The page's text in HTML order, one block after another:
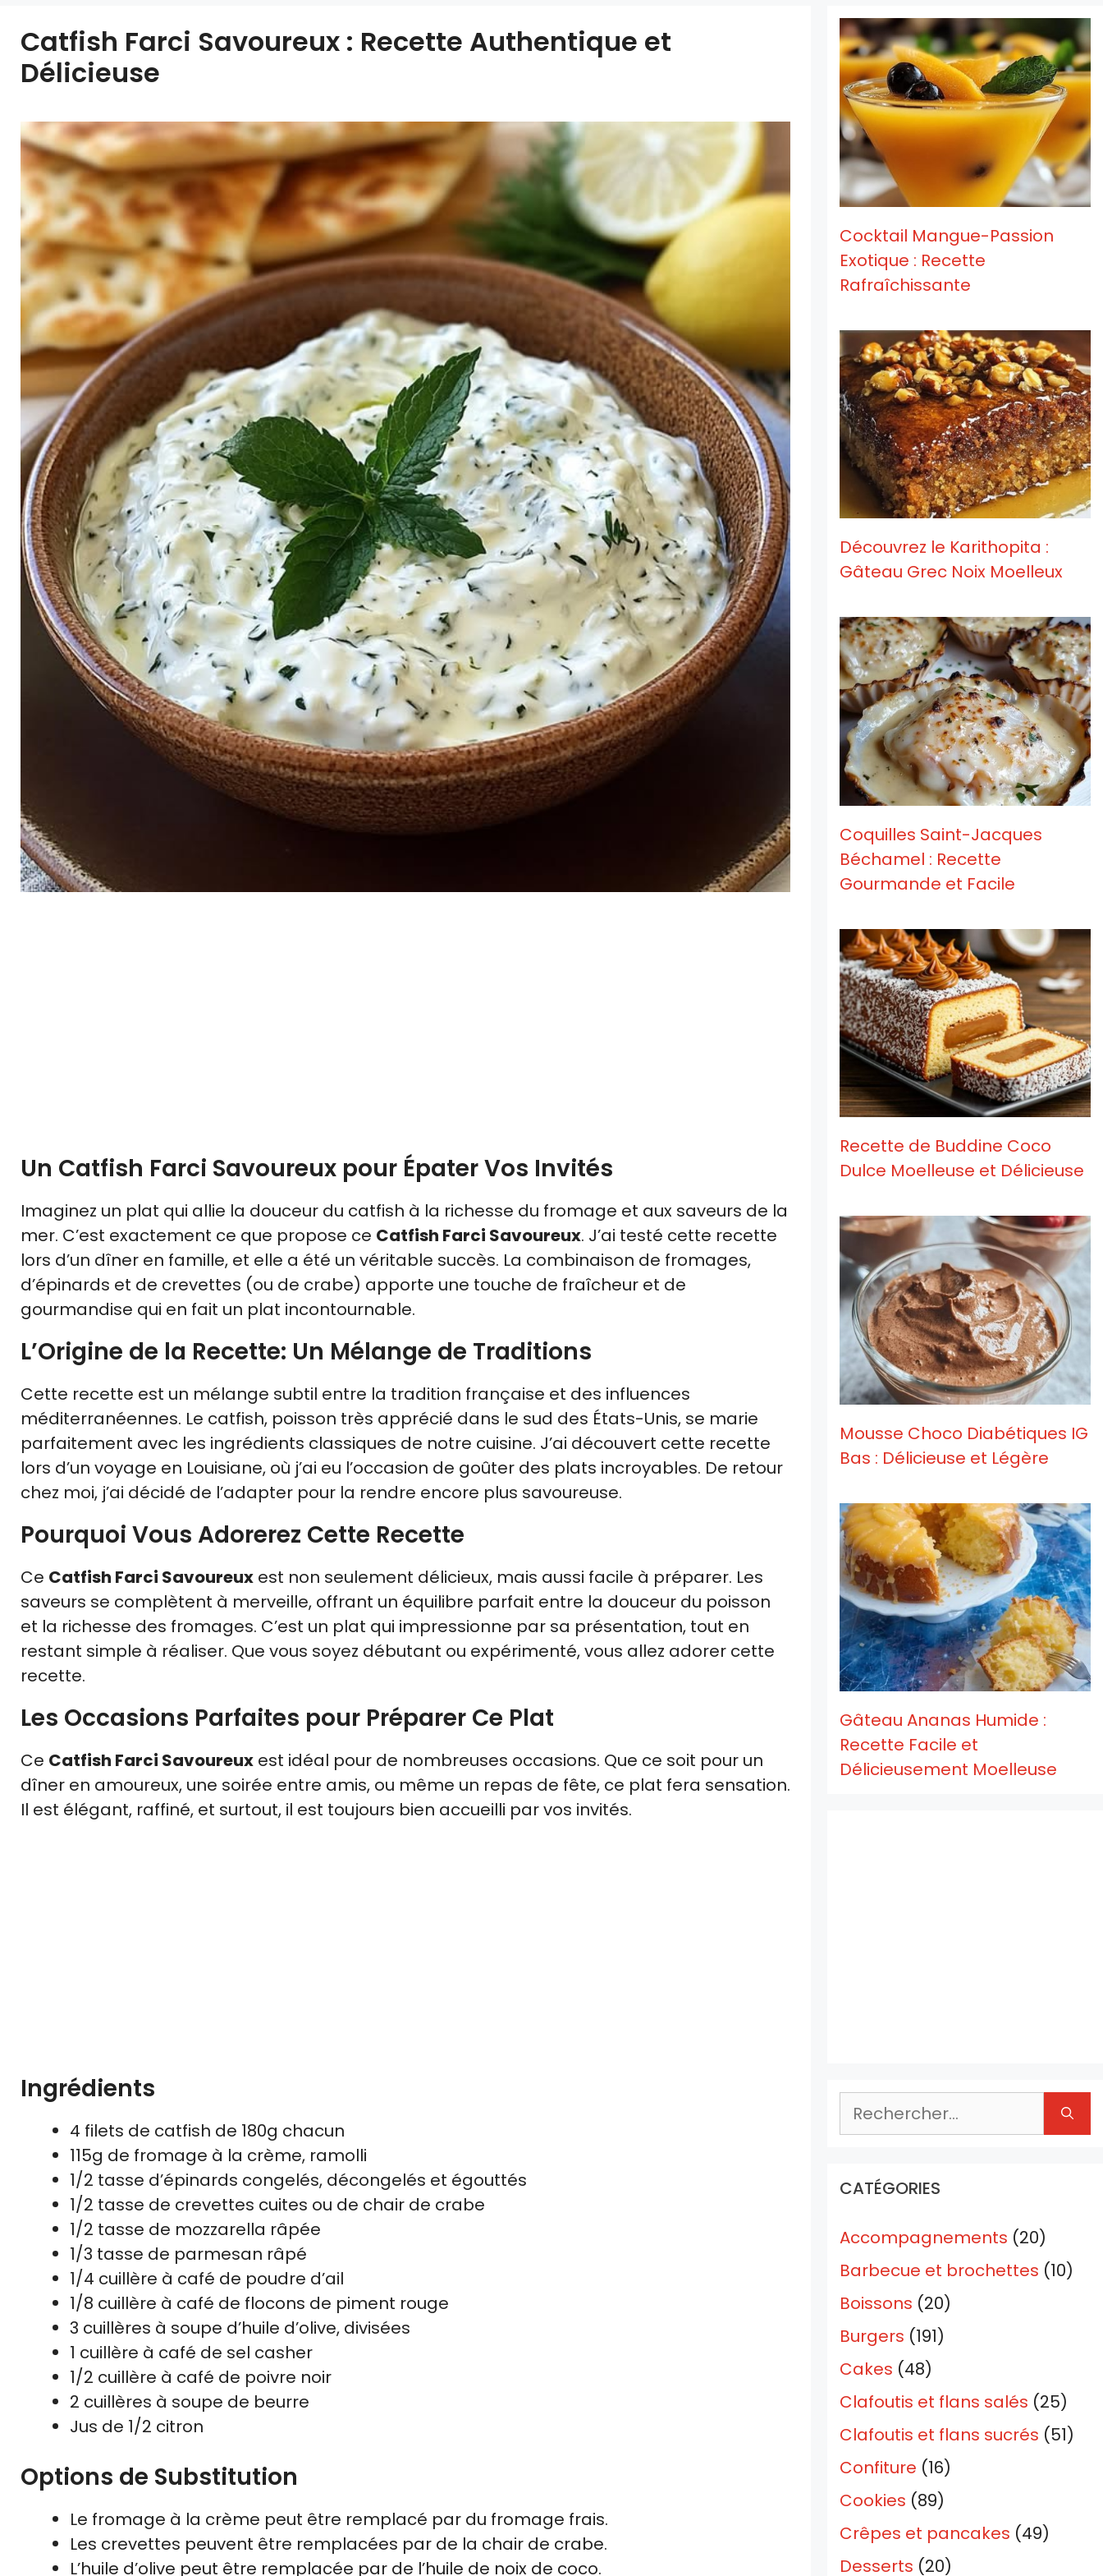
Catfish Farci Savoureux : Recette Authentique et
Délicieuse
Un Catfish Farci Savoureux pour Épater Vos Invités
Imaginez un plat qui allie la douceur du catfish à la richesse du fromage et aux saveurs de la
mer. C’est exactement ce que propose ce Catfish Farci Savoureux. J’ai testé cette recette
lors d’un dîner en famille, et elle a été un véritable succès. La combinaison de fromages,
d’épinards et de crevettes (ou de crabe) apporte une touche de fraîcheur et de
gourmandise qui en fait un plat incontournable.
L’Origine de la Recette: Un Mélange de Traditions
Cette recette est un mélange subtil entre la tradition française et des influences
méditerranéennes. Le catfish, poisson très apprécié dans le sud des États-Unis, se marie
parfaitement avec les ingrédients classiques de notre cuisine. J’ai découvert cette recette
lors d’un voyage en Louisiane, où j’ai eu l’occasion de goûter des plats incroyables. De retour
chez moi, j’ai décidé de l’adapter pour la rendre encore plus savoureuse.
Pourquoi Vous Adorerez Cette Recette
Ce Catfish Farci Savoureux est non seulement délicieux, mais aussi facile à préparer. Les
saveurs se complètent à merveille, offrant un équilibre parfait entre la douceur du poisson
et la richesse des fromages. C’est un plat qui impressionne par sa présentation, tout en
restant simple à réaliser. Que vous soyez débutant ou expérimenté, vous allez adorer cette
recette.
Les Occasions Parfaites pour Préparer Ce Plat
Ce Catfish Farci Savoureux est idéal pour de nombreuses occasions. Que ce soit pour un
dîner en amoureux, une soirée entre amis, ou même un repas de fête, ce plat fera sensation.
Il est élégant, raffiné, et surtout, il est toujours bien accueilli par vos invités.
Ingrédients
4 filets de catfish de 180g chacun
115g de fromage à la crème, ramolli
1/2 tasse d’épinards congelés, décongelés et égouttés
1/2 tasse de crevettes cuites ou de chair de crabe
1/2 tasse de mozzarella râpée
1/3 tasse de parmesan râpé
1/4 cuillère à café de poudre d’ail
1/8 cuillère à café de flocons de piment rouge
3 cuillères à soupe d’huile d’olive, divisées
1 cuillère à café de sel casher
1/2 cuillère à café de poivre noir
2 cuillères à soupe de beurre
Jus de 1/2 citron
Options de Substitution
Le fromage à la crème peut être remplacé par du fromage frais.
Les crevettes peuvent être remplacées par de la chair de crabe.
L’huile d’olive peut être remplacée par de l’huile de noix de coco.
Cocktail Mangue-Passion
Exotique : Recette
Rafraîchissante
Découvrez le Karithopita :
Gâteau Grec Noix Moelleux
Coquilles Saint-Jacques
Béchamel : Recette
Gourmande et Facile
Recette de Buddine Coco
Dulce Moelleuse et Délicieuse
Mousse Choco Diabétiques IG
Bas : Délicieuse et Légère
Gâteau Ananas Humide :
Recette Facile et
Délicieusement Moelleuse
Rechercher :
CATÉGORIES
Accompagnements (20)
Barbecue et brochettes (10)
Boissons (20)
Burgers (191)
Cakes (48)
Clafoutis et flans salés (25)
Clafoutis et flans sucrés (51)
Confiture (16)
Cookies (89)
Crêpes et pancakes (49)
Desserts (20)